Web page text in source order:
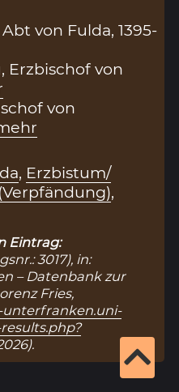
von Fulda, 1395-
Erzbischof von
von
, Erzbistum/
,
Eintrag:
3017), in:
– Datenbank zur
Fries,
unterfranken.uni-